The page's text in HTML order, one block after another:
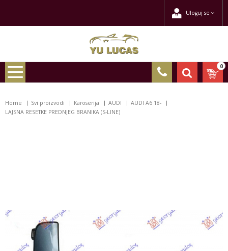
Uloguj se
0
Home Svi proizvodi Karoserija AUDI
AUDI A6 18-
LAJSNA RESETKE PREDNJEG BRANIKA (S-LINE)